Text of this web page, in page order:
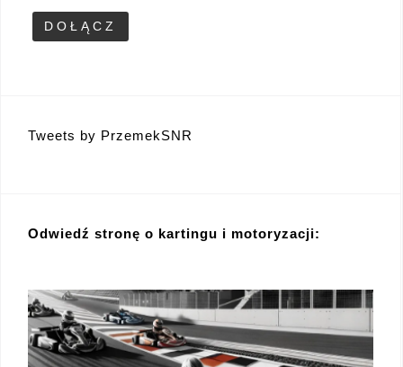
Tweets by PrzemekSNR
Odwiedź stronę o kartingu i motoryzacji: